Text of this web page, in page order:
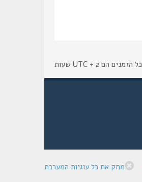
כל הזמנים הם UTC + 2 שעות
מחק את כל עוגיות המערכת